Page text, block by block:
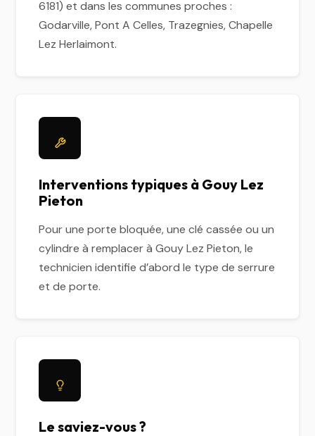
6181) et dans les communes proches :
Godarville, Pont A Celles, Trazegnies, Chapelle
Lez Herlaimont.
Interventions typiques à Gouy Lez
Pieton
Pour une porte bloquée, une clé cassée ou un
cylindre à remplacer à Gouy Lez Pieton, le
technicien identifie d’abord le type de serrure
et de porte.
Le saviez-vous ?